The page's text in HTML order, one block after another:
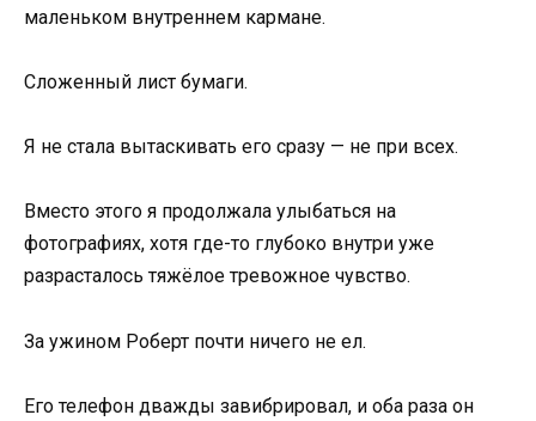
маленьком внутреннем кармане.
Сложенный лист бумаги.
Я не стала вытаскивать его сразу — не при всех.
Вместо этого я продолжала улыбаться на
фотографиях, хотя где-то глубоко внутри уже
разрасталось тяжёлое тревожное чувство.
За ужином Роберт почти ничего не ел.
Его телефон дважды завибрировал, и оба раза он